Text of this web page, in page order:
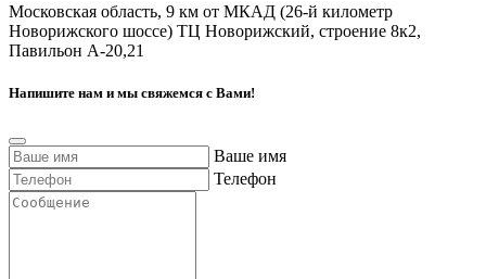
Московская область, 9 км от МКАД (26-й километр
Новорижского шоссе) ТЦ Новорижский, строение 8к2,
Павильон А-20,21
Напишите нам и мы свяжемся с Вами!
Ваше имя
Телефон